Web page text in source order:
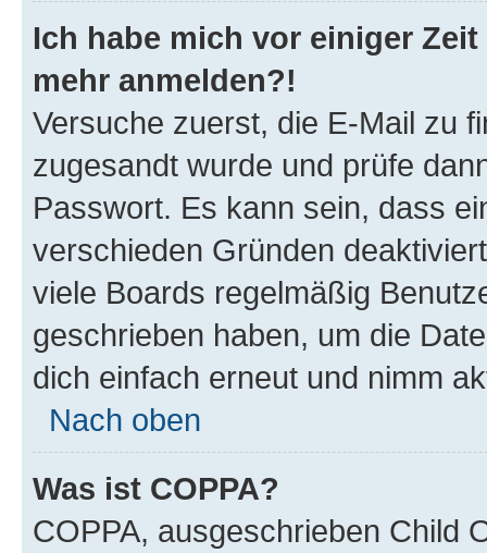
Ich habe mich vor einiger
mehr anmelden?!
Versuche zuerst, die E-Mail zu
zugesandt wurde und prüfe
Passwort. Es kann sein, dass
verschieden Gründen
viele Boards regelmäßig
geschrieben haben, um die
dich einfach erneut und nimm
Nach oben
Was ist COPPA?
COPPA, ausgeschrieben Child